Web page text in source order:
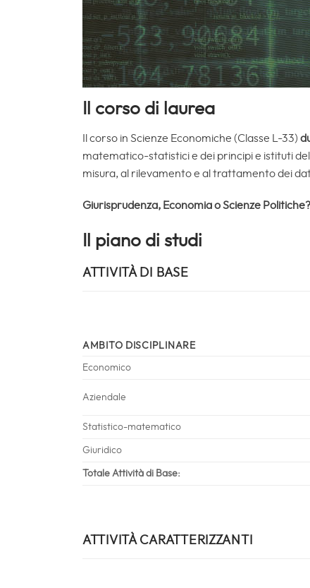
Il corso di laurea
Il corso in Scienze Economiche (Classe L-33)
matematico-statistici e dei principi e istituti
misura, al rilevamento e al trattamento dei
Giurisprudenza, Economia o Scienze Politiche?
Il piano di studi
ATTIVITÀ DI BASE
AMBITO DISCIPLINARE
Economico
Aziendale
Statistico-matematico
Giuridico
Totale Attività di Base:
ATTIVITÀ CARATTERIZZANTI